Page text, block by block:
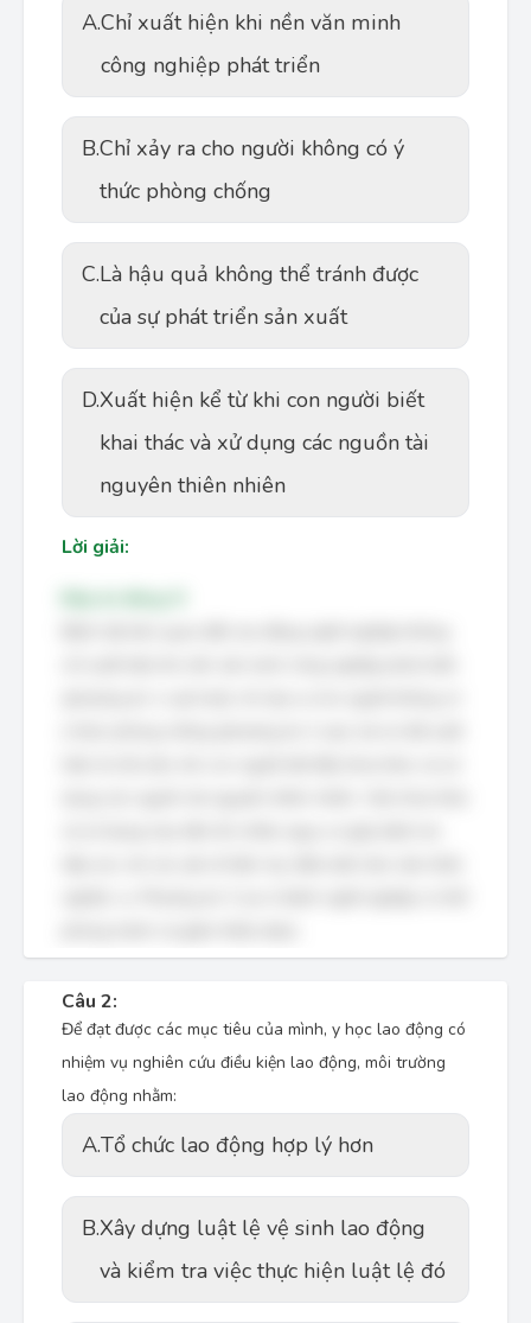
A.Chỉ xuất hiện khi nền văn minh
công nghiệp phát triển
B.Chỉ xảy ra cho người không có ý
thức phòng chống
C.Là hậu quả không thể tránh được
của sự phát triển sản xuất
D.Xuất hiện kể từ khi con người biết
khai thác và xử dụng các nguồn tài
nguyên thiên nhiên
Lời giải:
Câu 2:
Để đạt được các mục tiêu của mình, y học lao động có
nhiệm vụ nghiên cứu điều kiện lao động, môi trường
lao động nhằm:
A.Tổ chức lao động hợp lý hơn
B.Xây dựng luật lệ vệ sinh lao động
và kiểm tra việc thực hiện luật lệ đó